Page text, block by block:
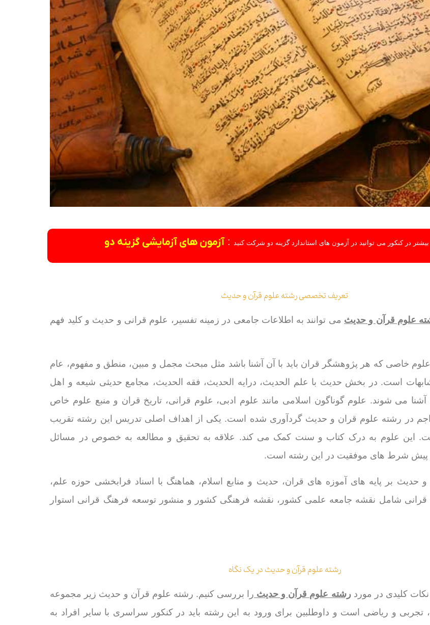
در کنکور می توانید در آزمون های استاندارد گزینه دو شرکت کنید :آزمون های آزمایشی گزینه دو
تعریف تخصصی رشته علوم قرآن و حدیث
علوم قرآن و حدیث می توانند به اطلاعات جامعی در زمینه تفسیر، علوم قرانی و حدیث و کلید فهم
خاصی که هر پژوهشگر قران باید با آن آشنا باشد مثل مبحث مجمل و مبین، منطق و مفهوم، عام
است. در بخش حدیث با علم الحدیث، درایه الحدیث، فقه الحدیث، مجامع حدیثی شیعه و اهل
می شوند. علوم گوناگون اسلامی مانند علوم ادبی، علوم قرانی، تاریخ قران و منبع علوم خاص
در رشته علوم قران و حدیث گردآوری شده است. یکی از اهداف اصلی تدریس این رشته تقریب
این علوم به درک کتاب و سنت کمک می کند. علاقه به تحقیق و مطالعه به خصوص در مسائل
پیش شرط های موفقیت در این رشته است.
حدیث بر پایه های آموزه های قران، حدیث و منابع اسلام، هماهنگ با اسناد فرابخشی حوزه علم،
شامل نقشه جامعه علمی کشور، نقشه فرهنگی کشور و منشور توسعه فرهنگ قرانی استوار
رشته علوم قرآن و حدیث در یک نگاه
کلیدی در موردرشته علوم قرآن و حدیث را بررسی کنیم. رشته علوم قرآن و حدیث زیر مجموعه
و ریاضی است و داوطلبین برای ورود به این رشته باید در کنکور سراسری با سایر افراد به